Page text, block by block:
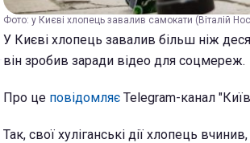
Фото: у Києві хлопець завалив самокати (Віталій
У Києві хлопець завалив більш ніж
він зробив заради відео для соцмереж.
Про це повідомляє Telegram-канал
Так, свої хуліганські дії хлопець